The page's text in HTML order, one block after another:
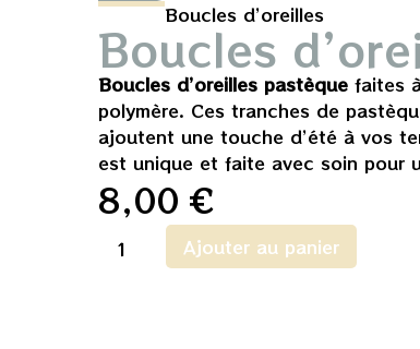
Boucles d’oreilles
Boucles
Boucles d’oreilles pastèque faites
polymère. Ces tranches de
ajoutent une touche d’été à vos
est unique et faite avec soin pour
8,00 €
Ajouter au panier